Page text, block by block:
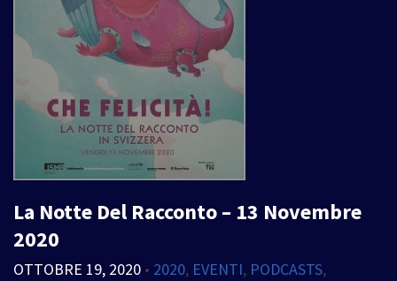
La Notte Del Racconto – 13 Novembre
2020
OTTOBRE 19, 2020 • 2020, EVENTI, PODCASTS,